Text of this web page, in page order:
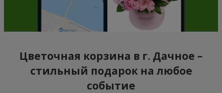
Цветочная корзина в г. Дачное –
стильный подарок на любое
событие